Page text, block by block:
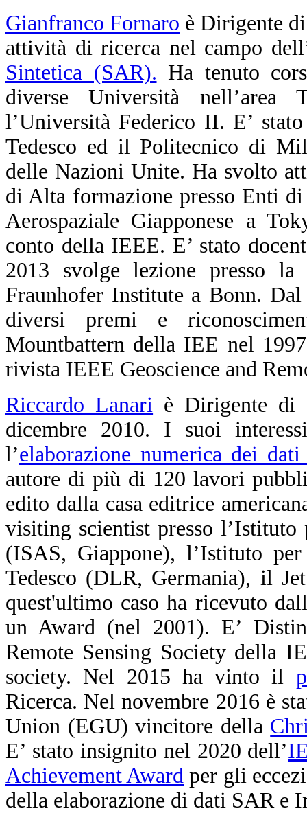
Gianfranco Fornaro è Dirigente
attività di ricerca nel campo
Sintetica (SAR). Ha tenuto
diverse Università nell’area
l’Università Federico II. E’
Tedesco ed il Politecnico di
delle Nazioni Unite. Ha svolto
di Alta formazione presso Enti
Aerospaziale Giapponese a
conto della IEEE. E’ stato
2013 svolge lezione presso
Fraunhofer Institute a Bonn.
diversi premi e
Mountbattern della IEE nel
rivista IEEE Geoscience and
Riccardo Lanari è Dirigente di
dicembre 2010. I suoi
l’elaborazione numerica dei
autore di più di 120 lavori
edito dalla casa editrice
visiting scientist presso l’Istituto
(ISAS, Giappone), l’Istituto
Tedesco (DLR, Germania), il
quest'ultimo caso ha ricevuto
un Award (nel 2001). E’
Remote Sensing Society della
society. Nel 2015 ha vinto il
Ricerca. Nel novembre 2016 è
Union (EGU) vincitore della
E’ stato insignito nel 2020 dell’
Achievement Award per gli
della elaborazione di dati SAR e